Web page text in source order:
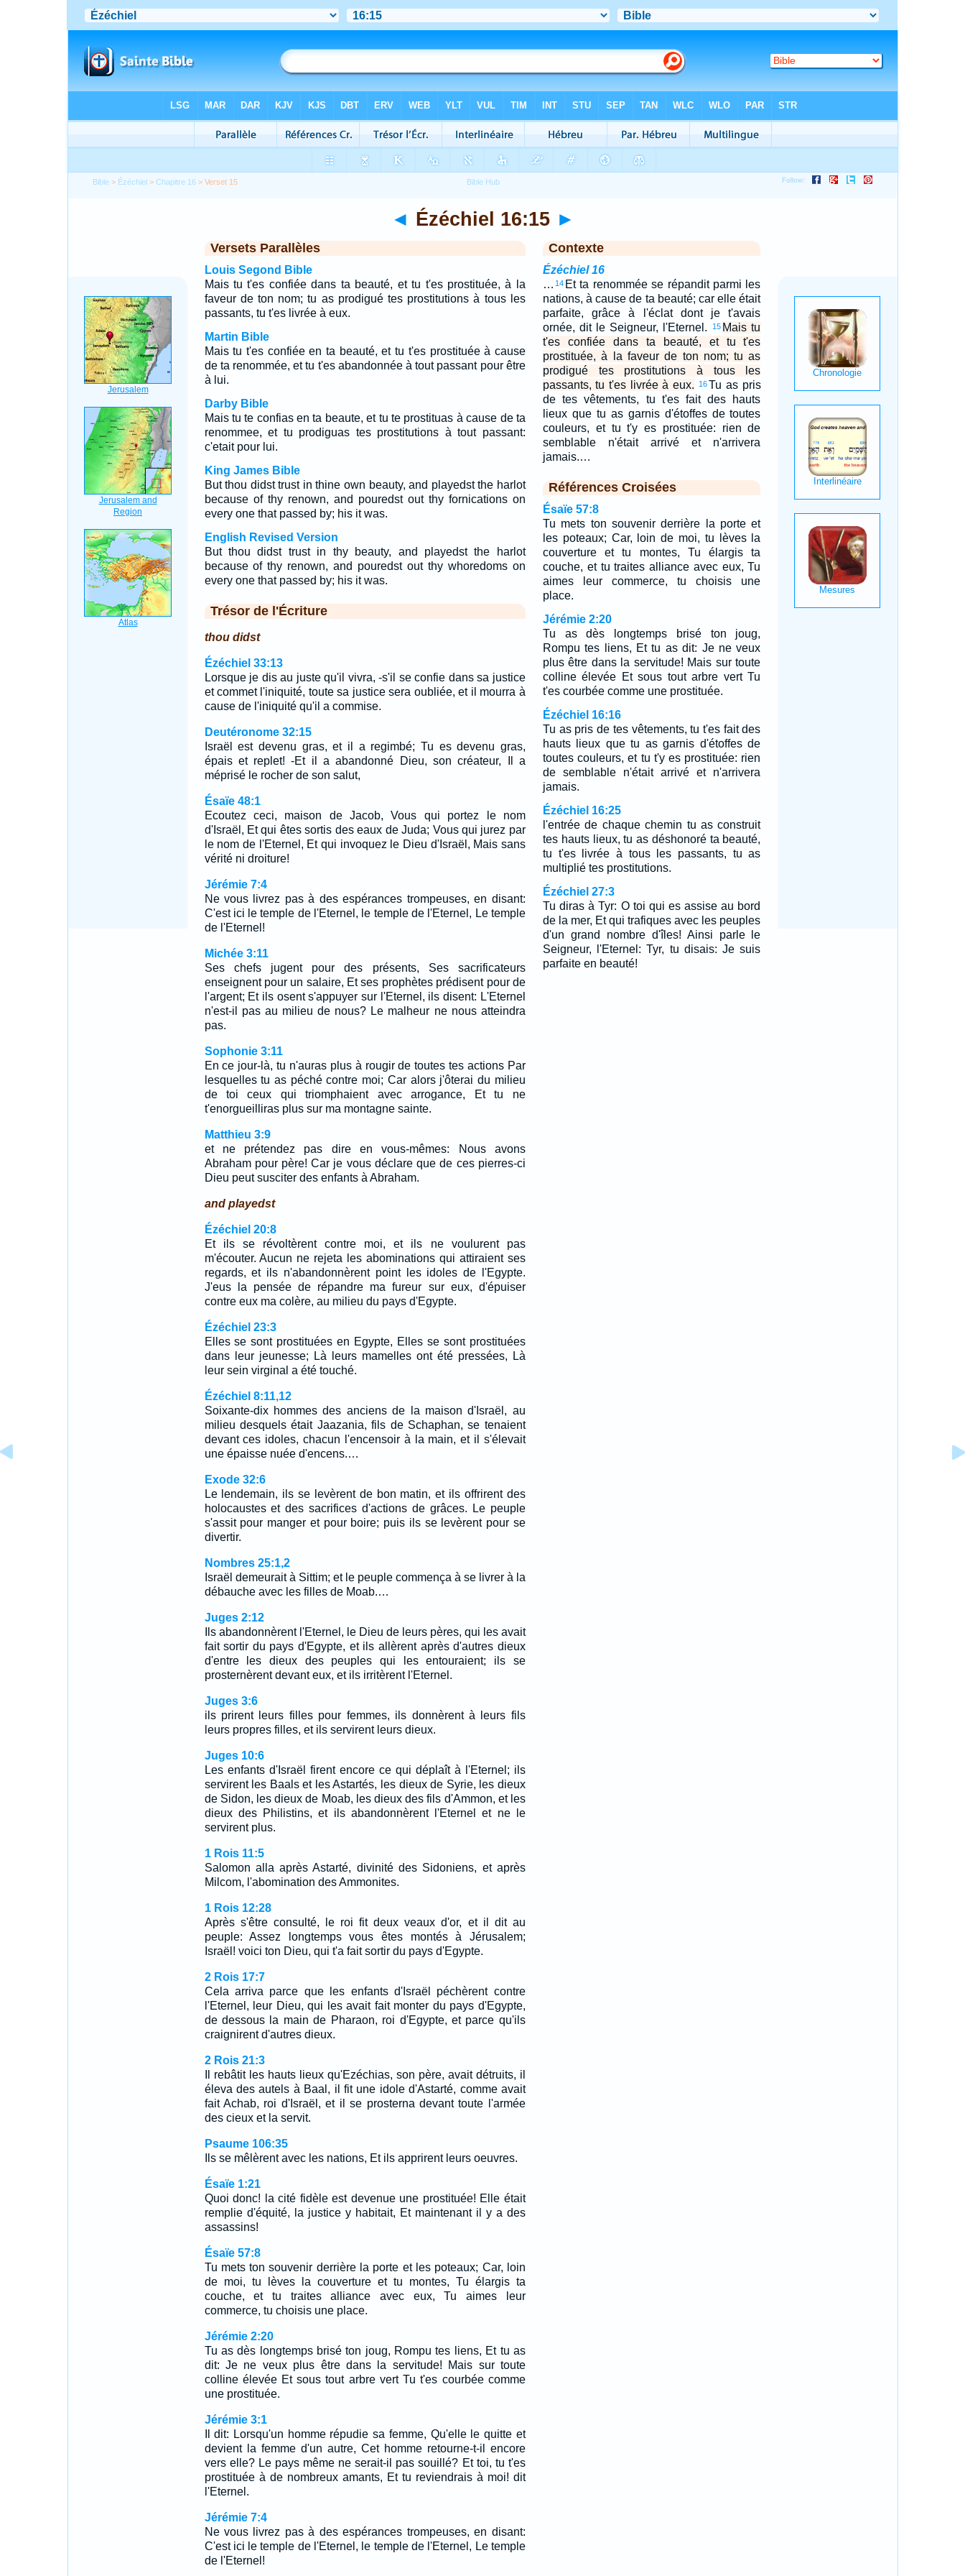
Bible > Ézéchiel >Chapitre 16 > Verset 15
◄ Ézéchiel 16:15 ►
Versets Parallèles
Louis Segond Bible
Mais tu t'es confiée dans ta beauté, et tu t'es prostituée, à la
faveur de ton nom; tu as prodigué tes prostitutions à tous les
passants, tu t'es livrée à eux.
Martin Bible
Mais tu t'es confiée en ta beauté, et tu t'es prostituée à cause
de ta renommée, et tu t'es abandonnée à tout passant pour être
à lui.
Darby Bible
Mais tu te confias en ta beaute, et tu te prostituas à cause de ta
renommee, et tu prodiguas tes prostitutions à tout passant:
c'etait pour lui.
King James Bible
But thou didst trust in thine own beauty, and playedst the harlot
because of thy renown, and pouredst out thy fornications on
every one that passed by; his it was.
English Revised Version
But thou didst trust in thy beauty, and playedst the harlot
because of thy renown, and pouredst out thy whoredoms on
every one that passed by; his it was.
Trésor de l'Écriture
thou didst
Ézéchiel 33:13
Lorsque je dis au juste qu'il vivra, -s'il se confie dans sa justice
et commet l'iniquité, toute sa justice sera oubliée, et il mourra à
cause de l'iniquité qu'il a commise.
Deutéronome 32:15
Israël est devenu gras, et il a regimbé; Tu es devenu gras,
épais et replet! -Et il a abandonné Dieu, son créateur, Il a
méprisé le rocher de son salut,
Ésaïe 48:1
Ecoutez ceci, maison de Jacob, Vous qui portez le nom
d'Israël, Et qui êtes sortis des eaux de Juda; Vous qui jurez par
le nom de l'Eternel, Et qui invoquez le Dieu d'Israël, Mais sans
vérité ni droiture!
Jérémie 7:4
Ne vous livrez pas à des espérances trompeuses, en disant:
C'est ici le temple de l'Eternel, le temple de l'Eternel, Le temple
de l'Eternel!
Michée 3:11
Ses chefs jugent pour des présents, Ses sacrificateurs
enseignent pour un salaire, Et ses prophètes prédisent pour de
l'argent; Et ils osent s'appuyer sur l'Eternel, ils disent: L'Eternel
n'est-il pas au milieu de nous? Le malheur ne nous atteindra
pas.
Sophonie 3:11
En ce jour-là, tu n'auras plus à rougir de toutes tes actions Par
lesquelles tu as péché contre moi; Car alors j'ôterai du milieu
de toi ceux qui triomphaient avec arrogance, Et tu ne
t'enorgueilliras plus sur ma montagne sainte.
Matthieu 3:9
et ne prétendez pas dire en vous-mêmes: Nous avons
Abraham pour père! Car je vous déclare que de ces pierres-ci
Dieu peut susciter des enfants à Abraham.
and playedst
Ézéchiel 20:8
Et ils se révoltèrent contre moi, et ils ne voulurent pas
m'écouter. Aucun ne rejeta les abominations qui attiraient ses
regards, et ils n'abandonnèrent point les idoles de l'Egypte.
J'eus la pensée de répandre ma fureur sur eux, d'épuiser
contre eux ma colère, au milieu du pays d'Egypte.
Ézéchiel 23:3
Elles se sont prostituées en Egypte, Elles se sont prostituées
dans leur jeunesse; Là leurs mamelles ont été pressées, Là
leur sein virginal a été touché.
Ézéchiel 8:11,12
Soixante-dix hommes des anciens de la maison d'Israël, au
milieu desquels était Jaazania, fils de Schaphan, se tenaient
devant ces idoles, chacun l'encensoir à la main, et il s'élevait
une épaisse nuée d'encens.…
Exode 32:6
Le lendemain, ils se levèrent de bon matin, et ils offrirent des
holocaustes et des sacrifices d'actions de grâces. Le peuple
s'assit pour manger et pour boire; puis ils se levèrent pour se
divertir.
Nombres 25:1,2
Israël demeurait à Sittim; et le peuple commença à se livrer à la
débauche avec les filles de Moab.…
Juges 2:12
Ils abandonnèrent l'Eternel, le Dieu de leurs pères, qui les avait
fait sortir du pays d'Egypte, et ils allèrent après d'autres dieux
d'entre les dieux des peuples qui les entouraient; ils se
prosternèrent devant eux, et ils irritèrent l'Eternel.
Juges 3:6
ils prirent leurs filles pour femmes, ils donnèrent à leurs fils
leurs propres filles, et ils servirent leurs dieux.
Juges 10:6
Les enfants d'Israël firent encore ce qui déplaît à l'Eternel; ils
servirent les Baals et les Astartés, les dieux de Syrie, les dieux
de Sidon, les dieux de Moab, les dieux des fils d'Ammon, et les
dieux des Philistins, et ils abandonnèrent l'Eternel et ne le
servirent plus.
1 Rois 11:5
Salomon alla après Astarté, divinité des Sidoniens, et après
Milcom, l'abomination des Ammonites.
1 Rois 12:28
Après s'être consulté, le roi fit deux veaux d'or, et il dit au
peuple: Assez longtemps vous êtes montés à Jérusalem;
Israël! voici ton Dieu, qui t'a fait sortir du pays d'Egypte.
2 Rois 17:7
Cela arriva parce que les enfants d'Israël péchèrent contre
l'Eternel, leur Dieu, qui les avait fait monter du pays d'Egypte,
de dessous la main de Pharaon, roi d'Egypte, et parce qu'ils
craignirent d'autres dieux.
2 Rois 21:3
Il rebâtit les hauts lieux qu'Ezéchias, son père, avait détruits, il
éleva des autels à Baal, il fit une idole d'Astarté, comme avait
fait Achab, roi d'Israël, et il se prosterna devant toute l'armée
des cieux et la servit.
Psaume 106:35
Ils se mêlèrent avec les nations, Et ils apprirent leurs oeuvres.
Ésaïe 1:21
Quoi donc! la cité fidèle est devenue une prostituée! Elle était
remplie d'équité, la justice y habitait, Et maintenant il y a des
assassins!
Ésaïe 57:8
Tu mets ton souvenir derrière la porte et les poteaux; Car, loin
de moi, tu lèves la couverture et tu montes, Tu élargis ta
couche, et tu traites alliance avec eux, Tu aimes leur
commerce, tu choisis une place.
Jérémie 2:20
Tu as dès longtemps brisé ton joug, Rompu tes liens, Et tu as
dit: Je ne veux plus être dans la servitude! Mais sur toute
colline élevée Et sous tout arbre vert Tu t'es courbée comme
une prostituée.
Jérémie 3:1
Il dit: Lorsqu'un homme répudie sa femme, Qu'elle le quitte et
devient la femme d'un autre, Cet homme retourne-t-il encore
vers elle? Le pays même ne serait-il pas souillé? Et toi, tu t'es
prostituée à de nombreux amants, Et tu reviendrais à moi! dit
l'Eternel.
Jérémie 7:4
Ne vous livrez pas à des espérances trompeuses, en disant:
C'est ici le temple de l'Eternel, le temple de l'Eternel, Le temple
de l'Eternel!
Contexte
Ézéchiel 16
… 14 Et ta renommée se répandit parmi les
nations, à cause de ta beauté; car elle était
parfaite, grâce à l'éclat dont je t'avais
ornée, dit le Seigneur, l'Eternel.
15 Mais tu
t'es confiée dans ta beauté, et tu t'es
prostituée, à la faveur de ton nom; tu as
prodigué tes prostitutions à tous les
passants, tu t'es livrée à eux.
16Tu as pris
de tes vêtements, tu t'es fait des hauts
lieux que tu as garnis d'étoffes de toutes
couleurs, et tu t'y es prostituée: rien de
semblable n'était arrivé et n'arrivera
jamais.…
Références Croisées
Ésaïe 57:8
Tu mets ton souvenir derrière la porte et
les poteaux; Car, loin de moi, tu lèves la
couverture et tu montes, Tu élargis ta
couche, et tu traites alliance avec eux, Tu
aimes leur commerce, tu choisis une
place.
Jérémie 2:20
Tu as dès longtemps brisé ton joug,
Rompu tes liens, Et tu as dit: Je ne veux
plus être dans la servitude! Mais sur toute
colline élevée Et sous tout arbre vert Tu
t'es courbée comme une prostituée.
Ézéchiel 16:16
Tu as pris de tes vêtements, tu t'es fait des
hauts lieux que tu as garnis d'étoffes de
toutes couleurs, et tu t'y es prostituée: rien
de semblable n'était arrivé et n'arrivera
jamais.
Ézéchiel 16:25
l'entrée de chaque chemin tu as construit
tes hauts lieux, tu as déshonoré ta beauté,
tu t'es livrée à tous les passants, tu as
multiplié tes prostitutions.
Ézéchiel 27:3
Tu diras à Tyr: O toi qui es assise au bord
de la mer, Et qui trafiques avec les peuples
d'un grand nombre d'îles! Ainsi parle le
Seigneur, l'Eternel: Tyr, tu disais: Je suis
parfaite en beauté!